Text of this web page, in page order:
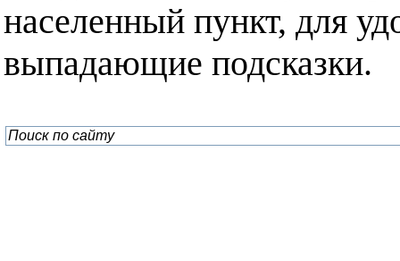
населенный пункт, для
выпадающие подсказки.